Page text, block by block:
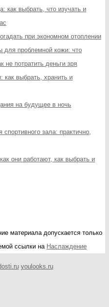
как выбрать, что изучать и
при экономном отоплении
для проблемной кожи: что
не потратить деньги зря
как выбрать, хранить и
на будущее в ночь
зала: практично,
они работают, как выбрать и
материала допускается только
ссылки на Наслаждение
youlooks.ru